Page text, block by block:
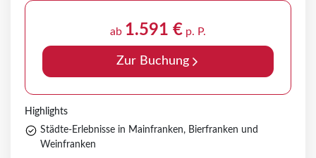
ab 1.591 € p. P.
Zur Buchung
Highlights
Städte-Erlebnisse in Mainfranken, Bierfranken und
Weinfranken